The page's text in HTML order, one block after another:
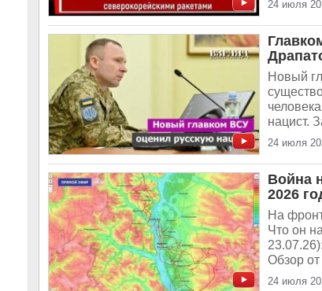
24 июля
Новый
нацист.
24 июля
Война
2026
На
Что он
Обзор
24 июля